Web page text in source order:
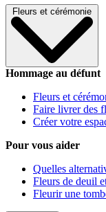
Fleurs et cérémonie
Hommage au défunt
Fleurs et
Faire livrer des
Créer votre
Pour vous aider
Quelles
Fleurs de deuil
Fleurir une